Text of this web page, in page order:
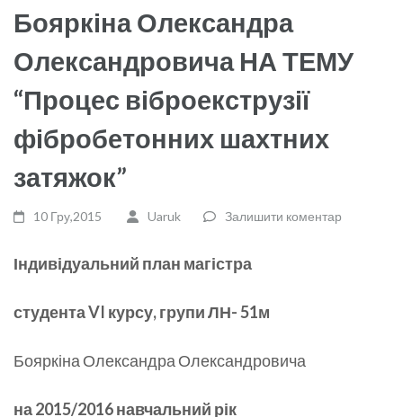
Бояркіна Олександра
Олександровича НА ТЕМУ
“Процес віброекструзії
фібробетонних шахтних
затяжок”
10 Гру,2015 Uaruk Залишити коментар
Індивідуальний план магістра
студентаVI курсу,групи ЛН- 51м
Бояркіна Олександра Олександровича
на 2015/2016 навчальний рік